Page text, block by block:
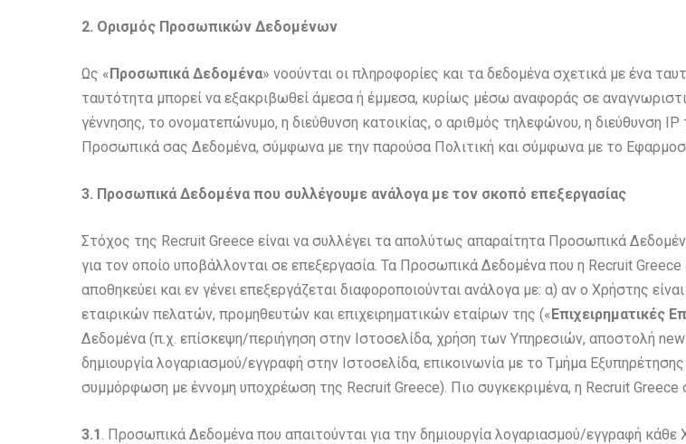
2. Ορισμός Προσωπικών Δεδομένων
Ως «Προσωπικά Δεδομένα» νοούνται οι πληροφορίες και τα δεδομένα σχετικά με ένα
ταυτότητα μπορεί να εξακριβωθεί άμεσα ή έμμεσα, κυρίως μέσω αναφοράς σε
γέννησης, το ονοματεπώνυμο, η διεύθυνση κατοικίας, ο αριθμός τηλεφώνου, η διεύθυνση
Προσωπικά σας Δεδομένα, σύμφωνα με την παρούσα Πολιτική και σύμφωνα με το
3. Προσωπικά Δεδομένα που συλλέγουμε ανάλογα με τον σκοπό επεξεργασίας
Στόχος της Recruit Greece είναι να συλλέγει τα απολύτως απαραίτητα Προσωπικά
για τον οποίο υποβάλλονται σε επεξεργασία. Τα Προσωπικά Δεδομένα που η Recruit
αποθηκεύει και εν γένει επεξεργάζεται διαφοροποιούνται ανάλογα με: α) αν ο Χρήστης
εταιρικών πελατών, προμηθευτών και επιχειρηματικών εταίρων της («Επιχειρηματικές
Δεδομένα (π.χ. επίσκεψη/περιήγηση στην Ιστοσελίδα, χρήση των Υπηρεσιών, αποστολή
δημιουργία λογαριασμού/εγγραφή στην Ιστοσελίδα, επικοινωνία με το Τμήμα
συμμόρφωση με έννομη υποχρέωση της Recruit Greece). Πιο συγκεκριμένα, η Recruit
3.1. Προσωπικά Δεδομένα που απαιτούνται για την δημιουργία λογαριασμού/εγγραφή κάθε